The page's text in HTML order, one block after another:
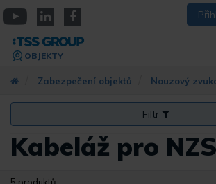
Přejít
k
hlavnímu
obsahuOBJEKTY
Zabezpečení objektů Nouzový
Filtr
Kabeláž pro NZS